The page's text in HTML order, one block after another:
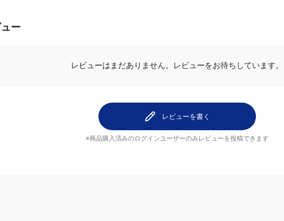
ー
レビューはまだありません。 レビューをお待ちしています。
レビューを書く
※商品購入済みのログインユーザーのみ レビューを投稿できます